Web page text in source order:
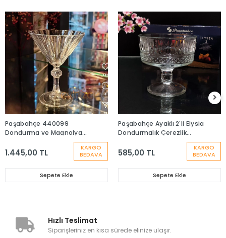
KARGO
BEDAVA
Paşabahçe 440099
Dondurma ve Magnolya
1.445,00 TL
Sepete Ekle
KARGO
BEDAVA
Paşabahçe Ayaklı 2'li Elysia
Dondurmalık Çerezlik
Şekerlik Çok Amaçlı Sunum
Kasesi
585,00 TL
Sepete Ekle
Hızlı Teslimat
Siparişleriniz en kısa sürede elinize ulaşır.